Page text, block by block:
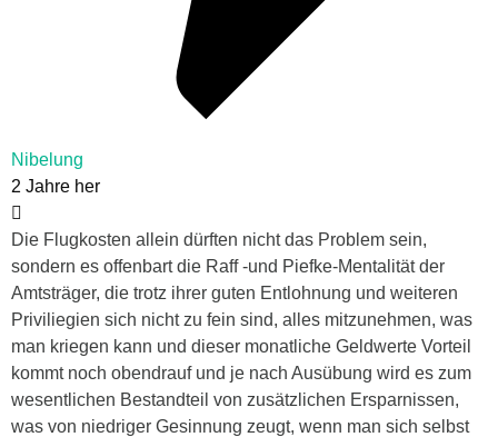
Nibelung
2 Jahre her
Die Flugkosten allein dürften nicht das Problem sein,
sondern es offenbart die Raff -und Piefke-Mentalität der
Amtsträger, die trotz ihrer guten Entlohnung und weiteren
Priviliegien sich nicht zu fein sind, alles mitzunehmen, was
man kriegen kann und dieser monatliche Geldwerte Vorteil
kommt noch obendrauf und je nach Ausübung wird es zum
wesentlichen Bestandteil von zusätzlichen Ersparnissen,
was von niedriger Gesinnung zeugt, wenn man sich selbst